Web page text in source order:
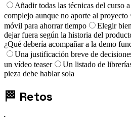
Añadir todas las técnicas del curso
complejo aunque no aporte al proyecto
móvil para ahorrar tiempo
Elegir
dejar fuera según la historia del
¿Qué debería acompañar a la demo
Una justificación breve de
un vídeo teaser
Un listado de
pieza debe hablar sola
🏁 Retos